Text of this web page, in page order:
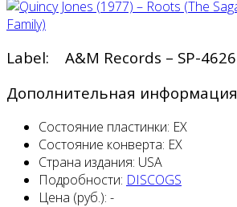
Label: A&M Records – SP-4626
Дополнительная информация
Состояние пластинки: EX
Состояние конверта: EX
Страна издания: USA
Подробности: DISCOGS
Цена (руб.): -